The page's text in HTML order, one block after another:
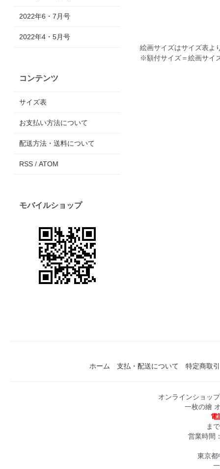
絵画サイズはサイズ表よ
※額付サイズ＝絵画サイ
2022年6・7月号
2022年4・5月号
コンテンツ
サイズ表
お支払い方法について
配送方法・送料について
RSS / ATOM
モバイルショップ
ホーム 支払・配送について 特定商取
オンラインショッ
一枚の繪
電
ま
営業時間
東京都